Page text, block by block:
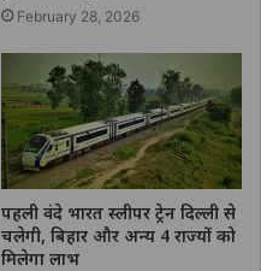
February 28, 2026
पहली वंदे भारत स्लीपर ट्रेन दिल्ली से
चलेगी, बिहार और अन्य 4 राज्यों को
मिलेगा लाभ